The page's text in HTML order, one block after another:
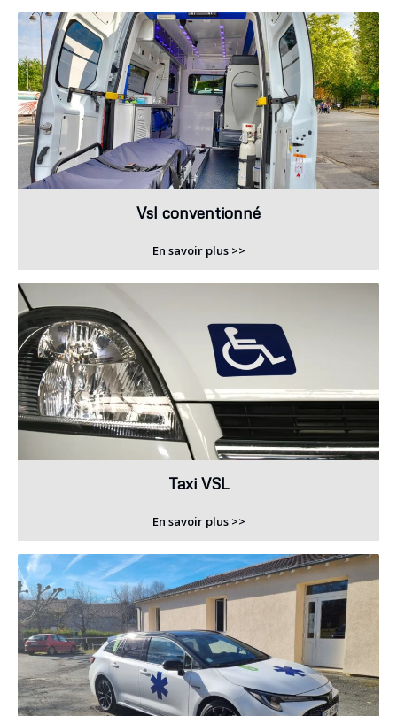
Vsl conventionné
En savoir plus >>
Taxi VSL
En savoir plus >>